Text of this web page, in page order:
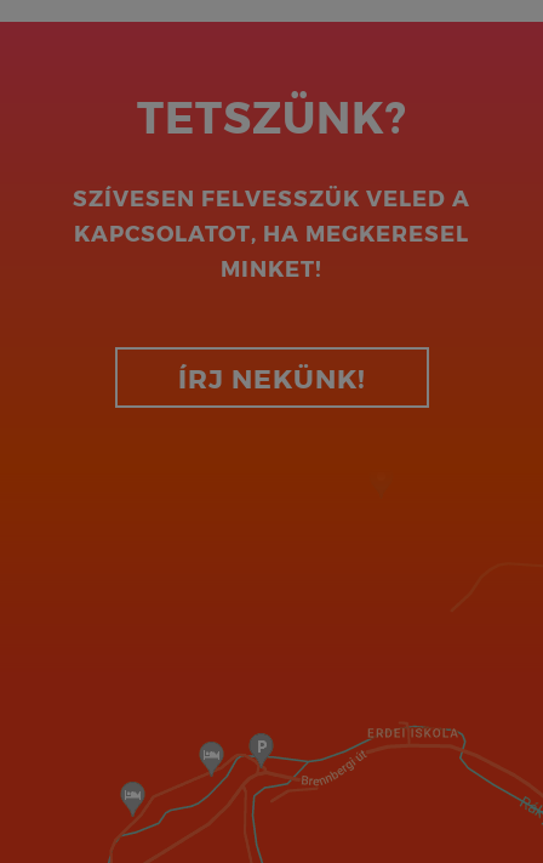
TETSZÜNK?
SZÍVESEN FELVESSZÜK VELED A
KAPCSOLATOT, HA MEGKERESEL
MINKET!
ÍRJ NEKÜNK!